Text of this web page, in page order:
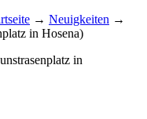
→ Neuigkeiten →
in Hosena)